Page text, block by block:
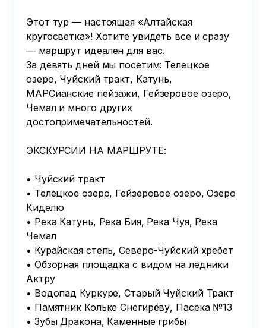
Этот тур — настоящая «Алтайская
кругосветка»! Хотите увидеть все и сразу
— маршрут идеален для вас.
За девять дней мы посетим: Телецкое
озеро, Чуйский тракт, Катунь,
МАРСианские пейзажи, Гейзеровое озеро,
Чемал и много других
достопримечательностей.
ЭКСКУРСИИ НА МАРШРУТЕ:
• Чуйский тракт
• Телецкое озеро, Гейзеровое озеро, Озеро
Киделю
• Река Катунь, Река Бия, Река Чуя, Река
Чемал
• Курайская степь, Северо-Чуйский хребет
• Обзорная площадка с видом на ледники
Актру
• Водопад Куркуре, Старый Чуйский Тракт
• Памятник Кольке Снегирёву, Пасека №13
• Зубы Дракона, Каменные грибы